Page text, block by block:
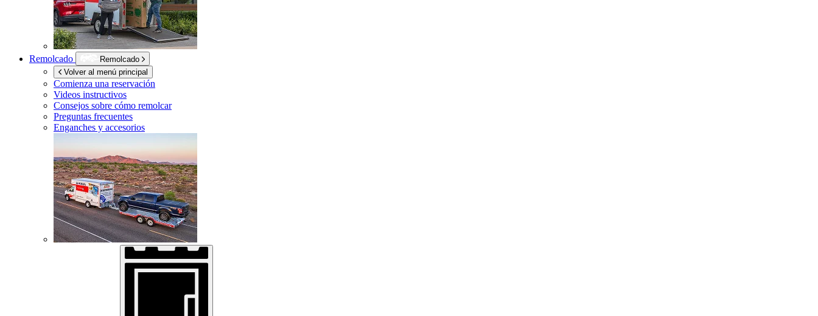
Remolcado
Remolcado
Volver al menú principal
Comienza una reservación
Videos instructivos
Consejos sobre cómo remolcar
Preguntas frecuentes
Enganches y accesorios